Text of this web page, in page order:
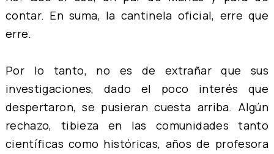
contar. En suma, la cantinela oficial, erre que
erre.
Por lo tanto, no es de extrañar que sus
investigaciones, dado el poco interés que
despertaron, se pusieran cuesta arriba. Algún
rechazo, tibieza en las comunidades tanto
científicas como históricas, años de profesora